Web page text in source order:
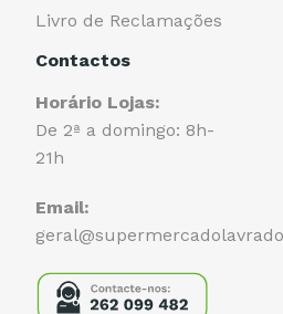
Livro de Reclamações
Contactos
Horário Lojas:
De 2ª a domingo: 8h-
21h
Email: